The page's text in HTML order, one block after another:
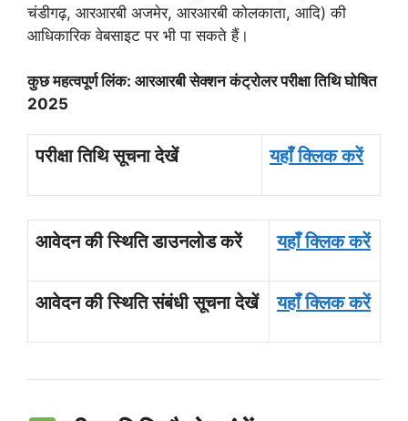
चंडीगढ़, आरआरबी अजमेर, आरआरबी कोलकाता, आदि) की
आधिकारिक वेबसाइट पर भी पा सकते हैं।
कुछ महत्वपूर्ण लिंक: आरआरबी सेक्शन कंट्रोलर परीक्षा तिथि घोषित
2025
परीक्षा तिथि सूचना देखें यहाँ क्लिक करें
आवेदन की स्थिति डाउनलोड करें यहाँ क्लिक करें
आवेदन की स्थिति संबंधी सूचना देखें यहाँ क्लिक करें